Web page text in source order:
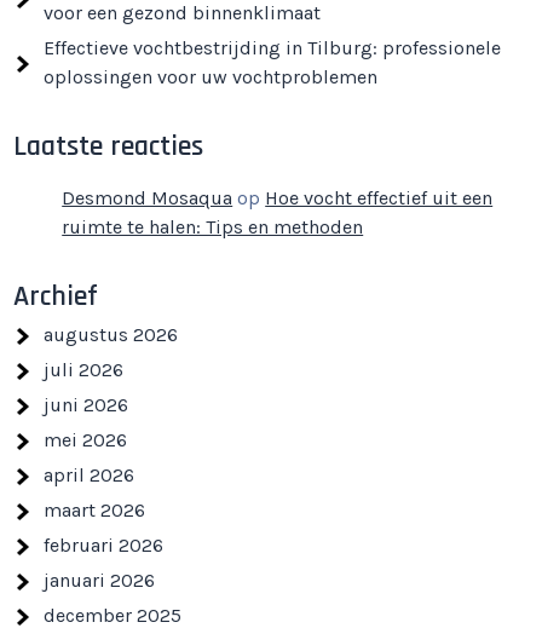
voor een gezond binnenklimaat
Effectieve vochtbestrijding in Tilburg: professionele
oplossingen voor uw vochtproblemen
Laatste reacties
Desmond Mosaqua op Hoe vocht effectief uit een
ruimte te halen: Tips en methoden
Archief
augustus 2026
juli 2026
juni 2026
mei 2026
april 2026
maart 2026
februari 2026
januari 2026
december 2025